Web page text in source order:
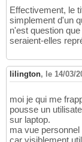
Effectivement, le
simplement d'un
n'est question
seraient-elles
lilington, le 14/03/
moi je qui me
pousse un
sur laptop.
ma vue
car visiblement